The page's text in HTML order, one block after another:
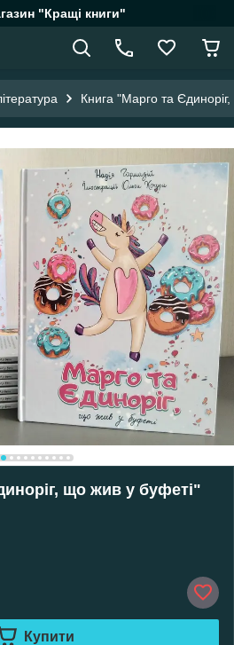
"Кращі книги"
Книга "Марго та
що жив у буфеті"
Купити